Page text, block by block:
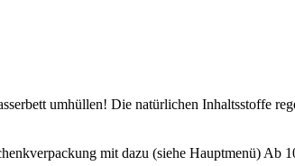
umhüllen! Die natürlichen Inhaltsstoffe
mit dazu (siehe Hauptmenü) Ab